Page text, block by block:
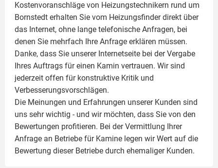
Kostenvoranschläge von Heizungstechnikern rund um
Bornstedt erhalten Sie vom Heizungsfinder direkt über
das Internet, ohne lange telefonische Anfragen, bei
denen Sie mehrfach Ihre Anfrage erklären müssen.
Danke, dass Sie unserer Internetseite bei der Vergabe
Ihres Auftrags für einen Kamin vertrauen. Wir sind
jederzeit offen für konstruktive Kritik und
Verbesserungsvorschlägen.
Die Meinungen und Erfahrungen unserer Kunden sind
uns sehr wichtig - und wir möchten, dass Sie von den
Bewertungen profitieren. Bei der Vermittlung Ihrer
Anfrage an Betriebe für Kamine legen wir Wert auf die
Bewertung dieser Betriebe durch ehemaliger Kunden.